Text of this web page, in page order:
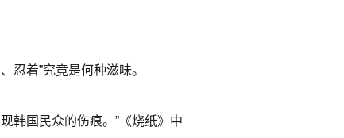
忍着”究竟是何种滋味。
韩国民众的伤痕。”《烧纸》中